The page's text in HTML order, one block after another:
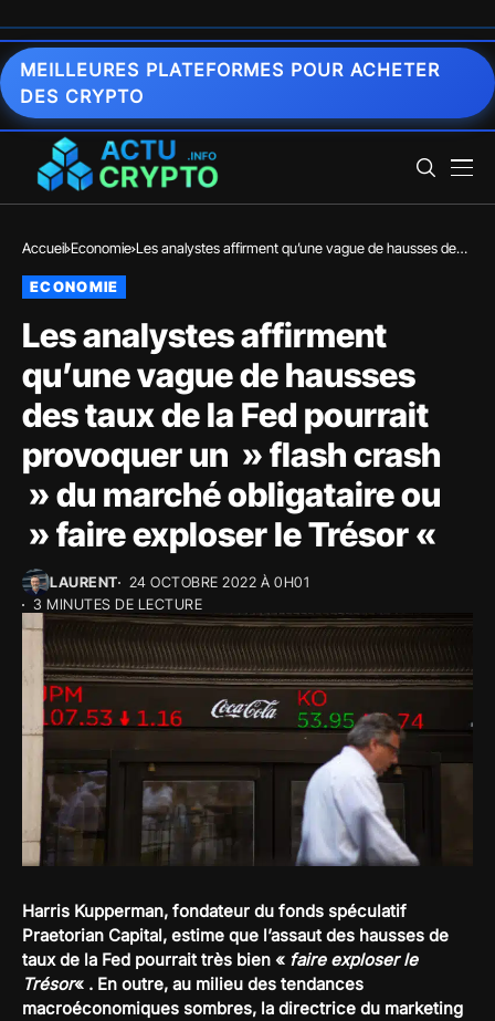
MEILLEURES PLATEFORMES POUR ACHETER
DES CRYPTO
Accueil Economie Les analystes affirment qu’une vague de hausses des
ECONOMIE
Les analystes affirment
qu’une vague de hausses
des taux de la Fed pourrait
provoquer un » flash crash
» du marché obligataire ou
» faire exploser le Trésor «
LAURENT
24 OCTOBRE 2022 À 0H01
3 MINUTES DE LECTURE
Harris Kupperman, fondateur du fonds spéculatif
Praetorian Capital, estime que l’assaut des hausses de
taux de la Fed pourrait très bien « faire exploser le
Trésor« . En outre, au milieu des tendances
macroéconomiques sombres, la directrice du marketing